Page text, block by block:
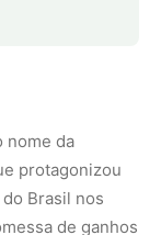
foram
com
Maribel
de terras